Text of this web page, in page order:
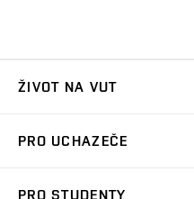
ŽIVOT NA VUT
Koleje
PRO UCHAZEČE
PRO STUDENTY